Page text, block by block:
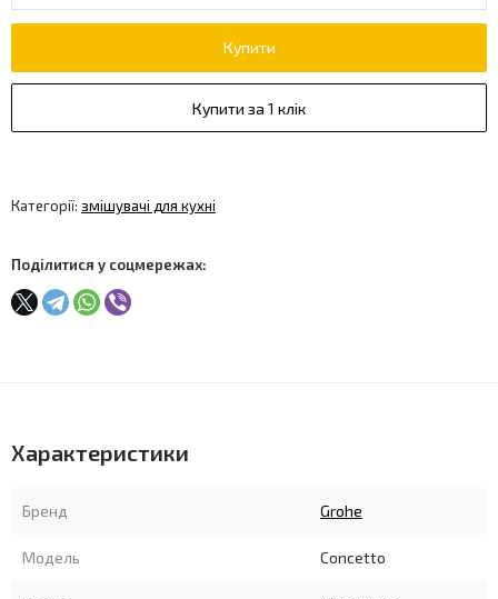
Купити
Купити за 1 клік
Категорії: змішувачі для кухні
Поділитися у соцмережах:
Характеристики
Бренд Grohe
Модель Concetto